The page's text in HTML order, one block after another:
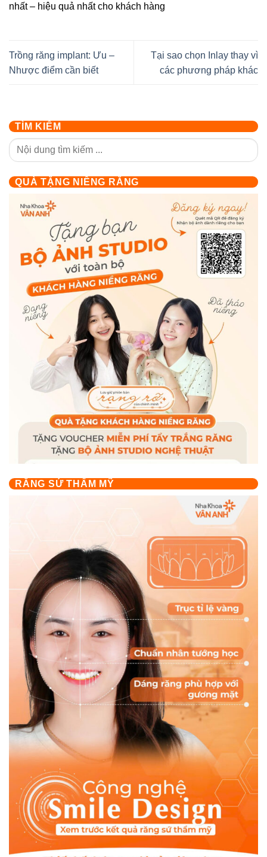
nhất – hiệu quả nhất cho khách hàng
Trồng răng implant: Ưu –
Nhược điểm cần biết
Tại sao chọn Inlay thay vì
các phương pháp khác
TÌM KIẾM
QUÀ TẶNG NIỀNG RĂNG
RĂNG SỨ THẨM MỸ